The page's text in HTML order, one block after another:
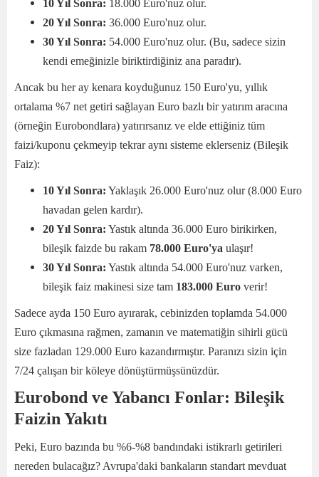
10 Yıl Sonra: 18.000 Euro'nuz olur.
20 Yıl Sonra: 36.000 Euro'nuz olur.
30 Yıl Sonra: 54.000 Euro'nuz olur. (Bu, sadece sizin
kendi emeğinizle biriktirdiğiniz ana paradır).
Ancak bu her ay kenara koyduğunuz 150 Euro'yu, yıllık
ortalama %7 net getiri sağlayan Euro bazlı bir yatırım aracına
(örneğin Eurobondlara) yatırırsanız ve elde ettiğiniz tüm
faizi/kuponu çekmeyip tekrar aynı sisteme eklerseniz (Bileşik
Faiz):
10 Yıl Sonra: Yaklaşık 26.000 Euro'nuz olur (8.000 Euro
havadan gelen kardır).
20 Yıl Sonra: Yastık altında 36.000 Euro birikirken,
bileşik faizde bu rakam 78.000 Euro'ya ulaşır!
30 Yıl Sonra: Yastık altında 54.000 Euro'nuz varken,
bileşik faiz makinesi size tam 183.000 Euro verir!
Sadece ayda 150 Euro ayırarak, cebinizden toplamda 54.000
Euro çıkmasına rağmen, zamanın ve matematiğin sihirli gücü
size fazladan 129.000 Euro kazandırmıştır. Paranızı sizin için
7/24 çalışan bir köleye dönüştürmüşsünüzdür.
Eurobond ve Yabancı Fonlar: Bileşik
Faizin Yakıtı
Peki, Euro bazında bu %6-%8 bandındaki istikrarlı getirileri
nereden bulacağız? Avrupa'daki bankaların standart mevduat